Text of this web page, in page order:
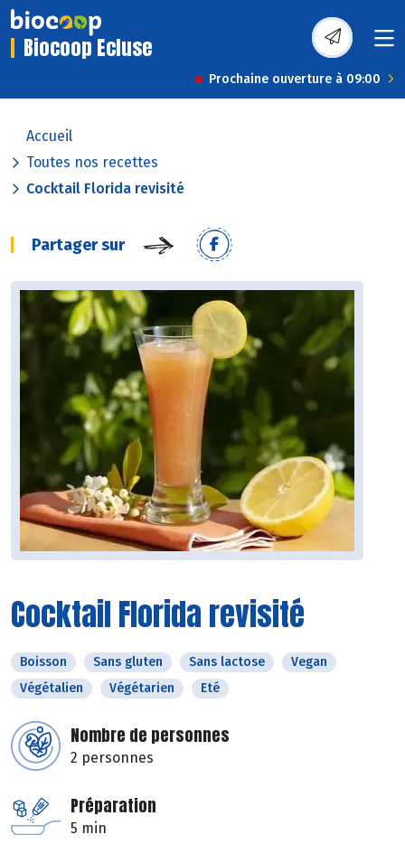
Biocoop Ecluse
Prochaine ouverture à 09:00
Accueil
Toutes nos recettes
Cocktail Florida revisité
Partager sur
Cocktail Florida revisité
Boisson Sans gluten Sans lactose
Vegan
Végétalien
Végétarien Eté
Nombre de personnes
2 personnes
Préparation
5 min